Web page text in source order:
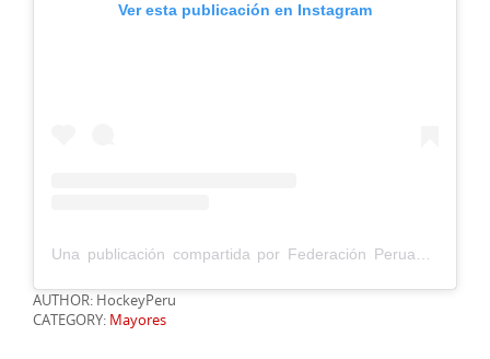
Ver esta publicación en Instagram
AUTHOR: HockeyPeru
CATEGORY: Mayores